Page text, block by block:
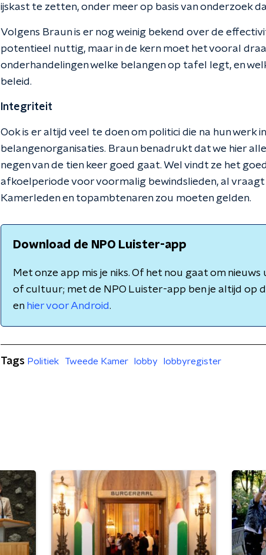
ijskast te zetten, onder meer op basis van onderzoek
Volgens Braun is er nog weinig bekend over de
potentieel nuttig, maar in de kern moet het vooral
onderhandelingen welke belangen op tafel legt, en
beleid.
Integriteit
Ook is er altijd veel te doen om politici die na hun werk
belangenorganisaties. Braun benadrukt dat we hier
negen van de tien keer goed gaat. Wel vindt ze het
afkoelperiode voor voormalig bewindslieden, al
Kamerleden en topambtenaren zou moeten gelden.
Download de NPO Luister-app
Met onze app mis je niks. Of het nou gaat om
of cultuur; met de NPO Luister-app ben je altijd op
en hier voor Android.
Tags Politiek Tweede Kamer lobby lobbyregister